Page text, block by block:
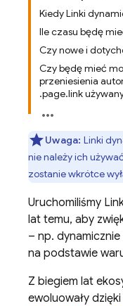
Kiedy Linki
Ile czasu będę
Czy nowe i
Czy będę mieć
przeniesienia
.page.link
Uwaga: Linki
nie należy ich
zostanie wkrótce
Uruchomiliśmy
lat temu, aby
– np.
na podstawie
Z biegiem lat
ewoluowały